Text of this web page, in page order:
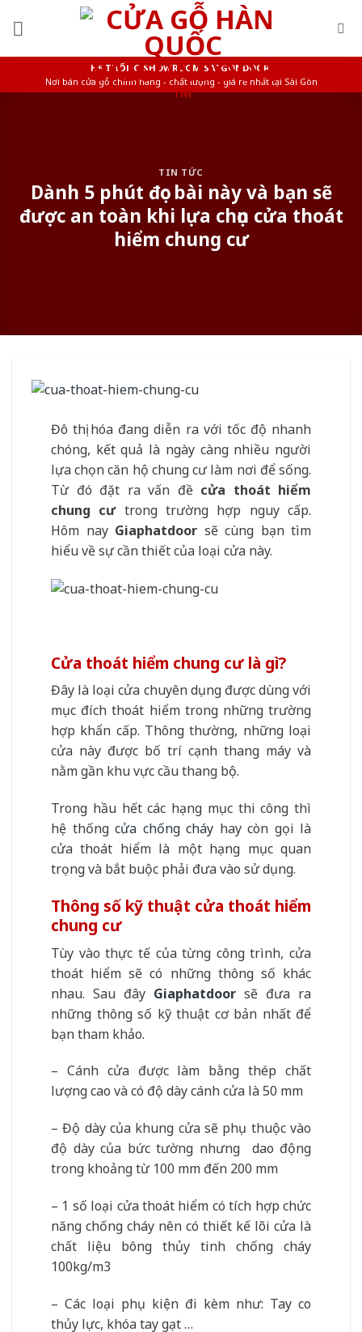
HỆ THỐNG SHOWROOM SAIGONDOOR
Nơi bán cửa gỗ chính hãng - chất lượng - giá rẻ nhất tại Sài Gòn
TIN TỨC
Dành 5 phút đọc bài này và bạn sẽ
được an toàn khi lựa chọn cửa thoát
hiểm chung cư
Đô thị hóa đang diễn ra với tốc độ nhanh
chóng, kết quả là ngày càng nhiều người
lựa chọn căn hộ chung cư làm nơi để sống.
Từ đó đặt ra vấn đề cửa thoát hiểm
chung cưtrong trường hợp nguy cấp.
Hôm nay Giaphatdoor sẽ cùng bạn tìm
hiểu về sự cần thiết của loại cửa này.
Cửa thoát hiểm chung cư là gì?
Đây là loại cửa chuyên dụng được dùng với
mục đích thoát hiểm trong những trường
hợp khẩn cấp. Thông thường, những loại
cửa này được bố trí cạnh thang máy và
nằm gần khu vực cầu thang bộ.
Trong hầu hết các hạng mục thi công thì
hệ thống cửa chống cháy hay còn gọi là
cửa thoát hiểm là một hạng mục quan
trọng và bắt buộc phải đưa vào sử dụng.
Thông số kỹ thuật cửa thoát hiểm
chung cư
Tùy vào thực tế của từng công trình, cửa
thoát hiểm sẽ có những thông số khác
nhau. Sau đây Giaphatdoor sẽ đưa ra
những thông số kỹ thuật cơ bản nhất để
bạn tham khảo.
– Cánh cửa được làm bằng thép chất
lượng cao và có độ dày cánh cửa là 50 mm
– Độ dày của khung cửa sẽ phụ thuộc vào
độ dày của bức tường nhưng dao động
trong khoảng từ 100 mm đến 200 mm
– 1 số loại cửa thoát hiểm có tích hợp chức
năng chống cháy nên có thiết kế lõi cửa là
chất liệu bông thủy tinh chống cháy
100kg/m3
– Các loại phụ kiện đi kèm như: Tay co
thủy lực, khóa tay gạt …